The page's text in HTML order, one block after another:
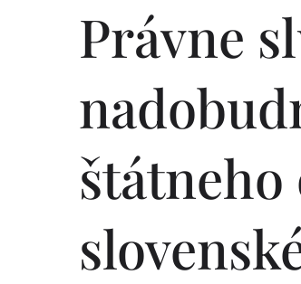
Právne
štátneho